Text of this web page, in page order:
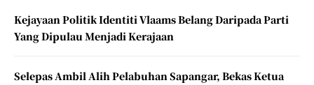
Kejayaan Politik Identiti Vlaams Belang Daripada Parti
Yang Dipulau Menjadi Kerajaan
Selepas Ambil Alih Pelabuhan Sapangar, Bekas Ketua